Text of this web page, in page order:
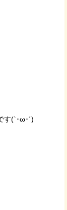
す(`･ω･´)